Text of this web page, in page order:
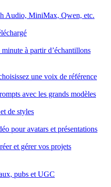
Audio, MiniMax, Qwen, etc.
à partir d’échantillons
une voix de référence
avec les grands modèles
de styles
pour avatars et présentations
et gérer vos projets
pubs et UGC